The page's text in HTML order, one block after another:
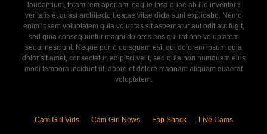
laudantium, totam rem aperiam, eaque ipsa quae ab illo inventore
veritatis et quasi architecto beatae vitae dicta sunt explicabo. Nemo
enim ipsam voluptatem quia voluptas sit aspernatur aut odit aut fugit,
sed quia consequuntur magni dolores eos qui ratione voluptatem
sequi nesciunt. Neque porro quisquam est, qui dolorem ipsum quia
dolor sit amet, consectetur, adipisci velit, sed quia non numquam eius
modi tempora incidunt ut labore et dolore magnam aliquam quaerat
voluptatem.
Cam Girl Vids Cam Girl News Fap Shack Live Cams